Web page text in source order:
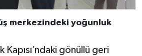
merkezindeki yoğunluk
Kapısı’ndaki gönüllü geri